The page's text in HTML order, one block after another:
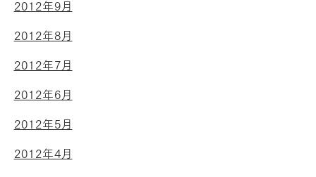
2012年9月
2012年8月
2012年7月
2012年6月
2012年5月
2012年4月